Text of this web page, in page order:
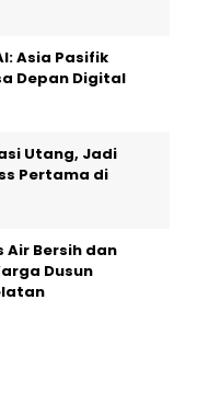
Asia Pasifik
Depan Digital
Utang, Jadi
Pertama di
Air Bersih dan
Dusun